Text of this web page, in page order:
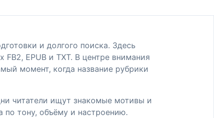
и долгого поиска. Здесь
EPUB и TXT. В центре внимания
момент, когда название рубрики
читатели ищут знакомые мотивы и
по тону, объёму и настроению.